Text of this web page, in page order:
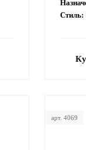
Стиль:
арт. 4069